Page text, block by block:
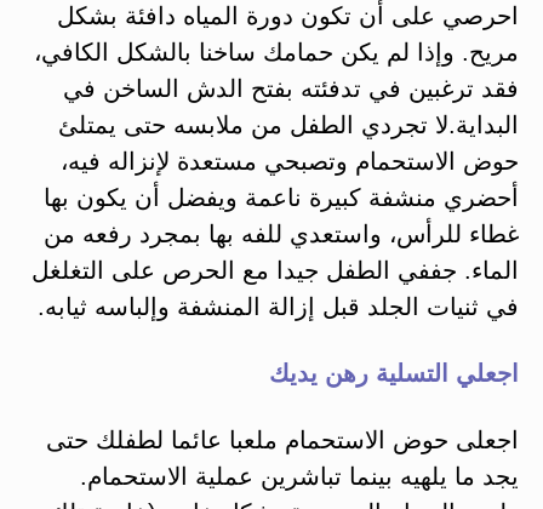
احرصي على أن تكون دورة المياه دافئة بشكل
مريح. وإذا لم يكن حمامك ساخنا بالشكل الكافي،
فقد ترغبين في تدفئته بفتح الدش الساخن في
البداية.لا تجردي الطفل من ملابسه حتى يمتلئ
حوض الاستحمام وتصبحي مستعدة لإنزاله فيه،
أحضري منشفة كبيرة ناعمة ويفضل أن يكون بها
غطاء للرأس، واستعدي للفه بها بمجرد رفعه من
الماء. جففي الطفل جيدا مع الحرص على التغلغل
في ثنيات الجلد قبل إزالة المنشفة وإلباسه ثيابه.
اجعلي التسلية رهن يديك
اجعلى حوض الاستحمام ملعبا عائما لطفلك حتى
يجد ما يلهيه بينما تباشرين عملية الاستحمام.